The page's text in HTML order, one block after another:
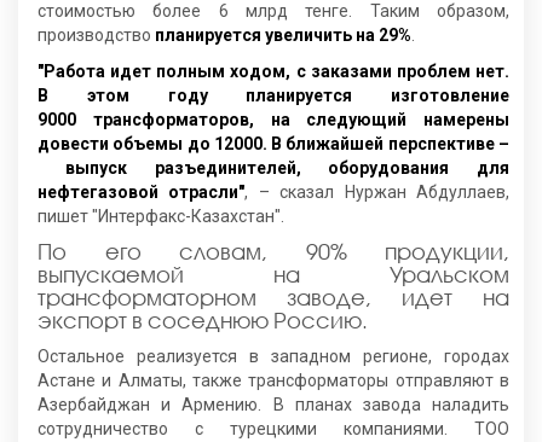
стоимостью более 6 млрд тенге. Таким образом,
производство планируется увеличить на 29%.
"Работа идет полным ходом, с заказами проблем нет.
В этом году планируется изготовление
9000 трансформаторов, на следующий намерены
довести объемы до 12000. В ближайшей перспективе –
выпуск разъединителей, оборудования для
нефтегазовой отрасли", – сказал Нуржан Абдуллаев,
пишет "Интерфакс-Казахстан".
По его словам, 90% продукции,
выпускаемой на Уральском
трансформаторном заводе, идет на
экспорт в соседнюю Россию.
Остальное реализуется в западном регионе, городах
Астане и Алматы, также трансформаторы отправляют в
Азербайджан и Армению. В планах завода наладить
сотрудничество с турецкими компаниями. ТОО